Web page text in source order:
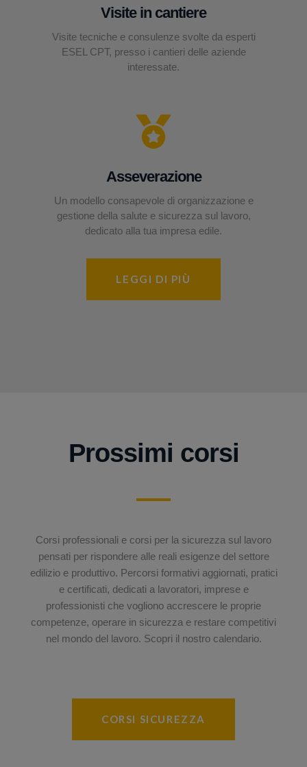
Visite in cantiere
Visite tecniche e consulenze svolte da esperti
ESEL CPT, presso i cantieri delle aziende
interessate.
Asseverazione
Un modello consapevole di organizzazione e
gestione della salute e sicurezza sul lavoro,
dedicato alla tua impresa edile.
LEGGI DI PIÙ
Prossimi corsi
Corsi professionali e corsi per la sicurezza sul lavoro
pensati per rispondere alle reali esigenze del settore
edilizio e produttivo. Percorsi formativi aggiornati, pratici
e certificati, dedicati a lavoratori, imprese e
professionisti che vogliono accrescere le proprie
competenze, operare in sicurezza e restare competitivi
nel mondo del lavoro. Scopri il nostro calendario.
CORSI SICUREZZA